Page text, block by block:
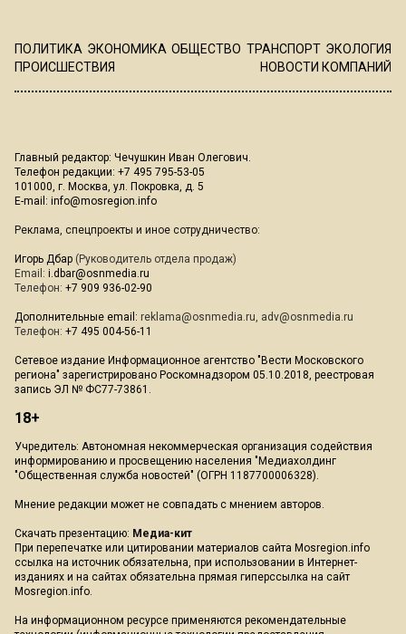
ПОЛИТИКА ЭКОНОМИКА ОБЩЕСТВО ТРАНСПОРТ ЭКОЛОГИЯ
ПРОИСШЕСТВИЯ
НОВОСТИ КОМПАНИЙ
Главный редактор: Чечушкин Иван Олегович.
Телефон редакции: +7 495 795-53-05
101000, г. Москва, ул. Покровка, д. 5
E-mail: info@mosregion.info
Реклама, спецпроекты и иное сотрудничество:
Игорь Дбар (Руководитель отдела продаж)
Email: i.dbar@osnmedia.ru
Телефон: +7 909 936-02-90
Дополнительные email: reklama@osnmedia.ru, adv@osnmedia.ru
Телефон: +7 495 004-56-11
Сетевое издание Информационное агентство "Вести Московского
региона" зарегистрировано Роскомнадзором 05.10.2018, реестровая
запись ЭЛ № ФС77-73861.
18+
Учредитель: Автономная некоммерческая организация содействия
информированию и просвещению населения "Медиахолдинг
"Общественная служба новостей" (ОГРН 1187700006328).
Мнение редакции может не совпадать с мнением авторов.
Скачать презентацию: Медиа-кит
При перепечатке или цитировании материалов сайта Mosregion.info
ссылка на источник обязательна, при использовании в Интернет-
изданиях и на сайтах обязательна прямая гиперссылка на сайт
Mosregion.info.
На информационном ресурсе применяются рекомендательные